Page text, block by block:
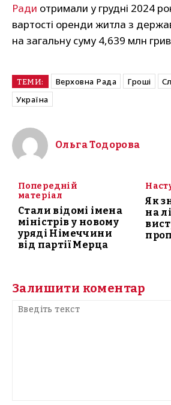
Ради отримали у грудні 2024
вартості оренди житла з
на загальну суму 4,639 млн
ТЕМИ: Верховна Рада Гроші
Україна
Ольга Тодорова
Попередній
матеріал
Стали відомі імена
міністрів у новому
уряді Німеччини
від партії Мерца
Як
на
Залишити коментар